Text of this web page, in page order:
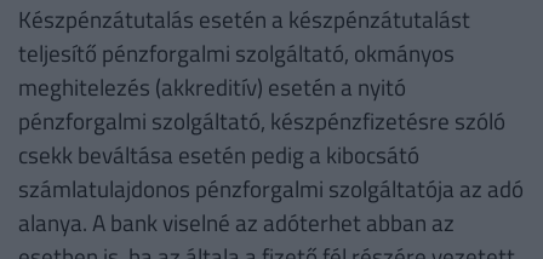
Készpénzátutalás esetén a készpénzátutalást
teljesítő pénzforgalmi szolgáltató, okmányos
meghitelezés (akkreditív) esetén a nyitó
pénzforgalmi szolgáltató, készpénzfizetésre szóló
csekk beváltása esetén pedig a kibocsátó
számlatulajdonos pénzforgalmi szolgáltatója az adó
alanya. A bank viselné az adóterhet abban az